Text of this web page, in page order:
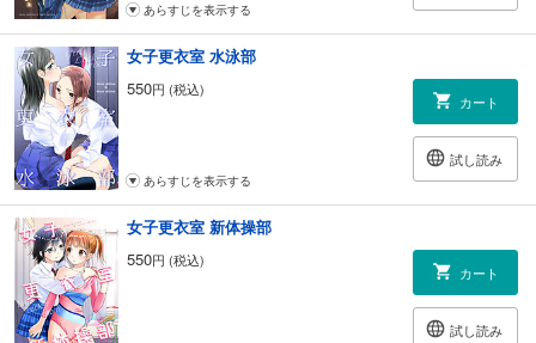
あらすじを表示する
女子更衣室 水泳部
550円 (税込)
カート
試し読み
あらすじを表示する
女子更衣室 新体操部
550円 (税込)
カート
試し読み